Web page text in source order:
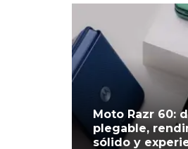
Moto Razr 60:
plegable,
sólido y